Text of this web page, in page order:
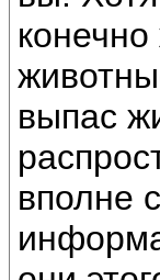
выпас
вполне